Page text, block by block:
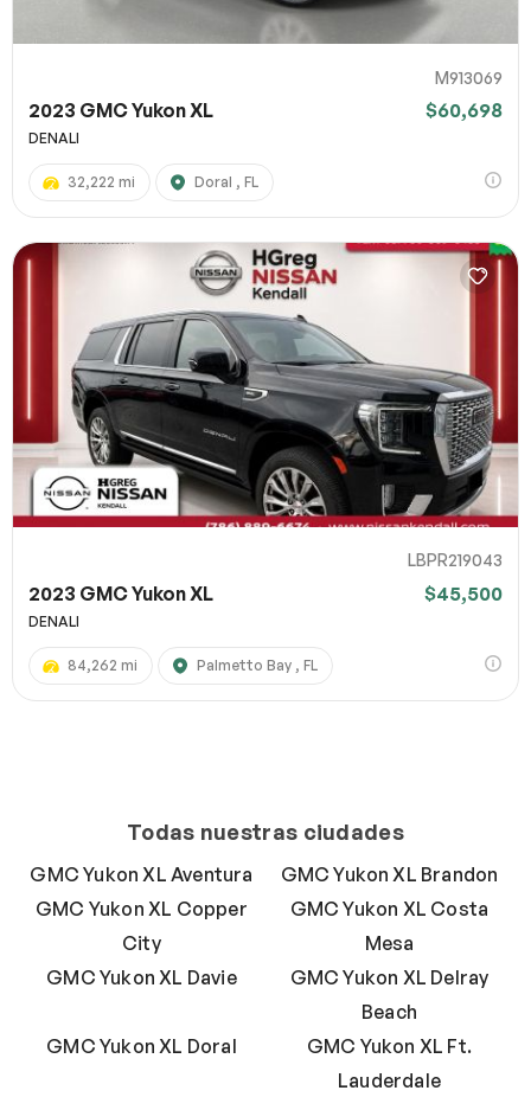
M913069
2023 GMC Yukon XL $60,698
DENALI
32,222 mi Doral , FL
LBPR219043
2023 GMC Yukon XL $45,500
DENALI
84,262 mi Palmetto Bay , FL
Todas nuestras ciudades
GMC Yukon XL Aventura
GMC Yukon XL Brandon
GMC Yukon XL Copper
City
GMC Yukon XL Costa
Mesa
GMC Yukon XL Davie
GMC Yukon XL Delray
Beach
GMC Yukon XL Doral
GMC Yukon XL Ft.
Lauderdale